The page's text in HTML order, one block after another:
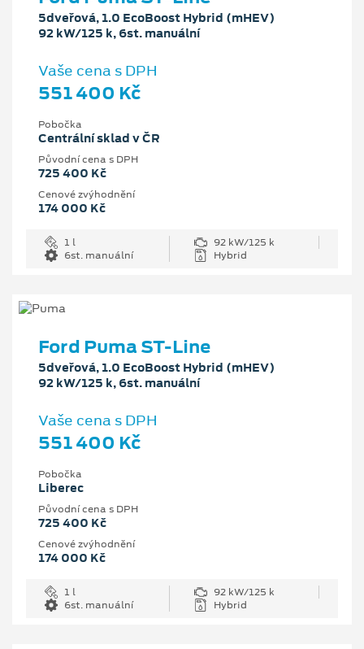
5dveřová, 1.0 EcoBoost Hybrid (mHEV)
92 kW/125 k, 6st. manuální
Vaše cena s DPH
551 400 Kč
Pobočka
Centrální sklad v ČR
Původní cena s DPH
725 400 Kč
Cenové zvýhodnění
174 000 Kč
1 l
92 kW/125 k
6st. manuální
Hybrid
Ford Puma ST-Line
5dveřová, 1.0 EcoBoost Hybrid (mHEV)
92 kW/125 k, 6st. manuální
Vaše cena s DPH
551 400 Kč
Pobočka
Liberec
Původní cena s DPH
725 400 Kč
Cenové zvýhodnění
174 000 Kč
1 l
92 kW/125 k
6st. manuální
Hybrid